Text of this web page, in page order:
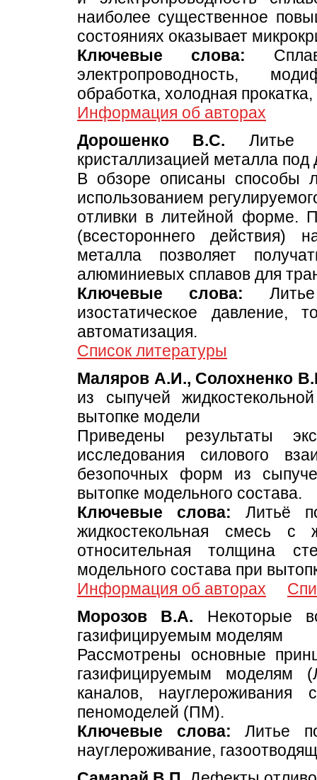
наиболее существенное
состояниях оказывает
Ключевые слова:
электропроводность,
обработка, холодная
Информация об авторах
Дорошенко В.C. Литье
кристаллизацией металла под
В обзоре описаны способы
использованием
отливки в литейной форме.
(всестороннего действия)
металла позволяет
алюминиевых сплавов для
Ключевые слова:
изостатическое давление,
автоматизация.
Список литературы
Маляров А.И., Солохненко
из сыпучей
вытопке модели
Приведены результаты
исследования силового
безопочных форм из
вытопке модельного состава.
Ключевые слова: Литьё
жидкостекольная смесь с
относительная толщина
модельного состава при
Информация об авторах
Морозов В.А. Некоторые
газифицируемым моделям
Рассмотрены основные
газифицируемым моделям
каналов, науглероживания
пеномоделей (ПМ).
Ключевые слова: Литье
науглероживание,